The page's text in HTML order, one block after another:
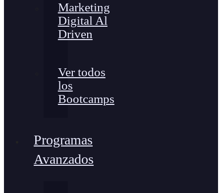
Marketing
Digital Al
Driven
Ver todos
los
Bootcamps
Programas
Avanzados